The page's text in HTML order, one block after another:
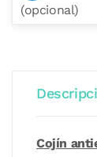
(opcional)
Cojín